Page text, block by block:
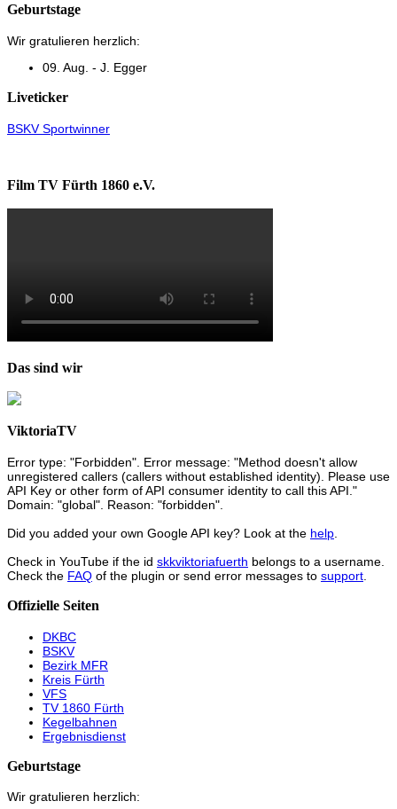
Geburtstage
Wir gratulieren herzlich:
09. Aug. - J. Egger
Liveticker
BSKV Sportwinner
Film TV Fürth 1860 e.V.
Das sind wir
ViktoriaTV
Error type: "Forbidden". Error message: "Method doesn't allow
unregistered callers (callers without established identity). Please use
API Key or other form of API consumer identity to call this API."
Domain: "global". Reason: "forbidden".
Did you added your own Google API key? Look at the help
Check in YouTube if the id skkviktoriafuerth belongs to a username.
Check the FAQ of the plugin or send error messages to support
Offizielle Seiten
DKBC
BSKV
Bezirk MFR
Kreis Fürth
VFS
TV 1860 Fürth
Kegelbahnen
Ergebnisdienst
Geburtstage
Wir gratulieren herzlich: